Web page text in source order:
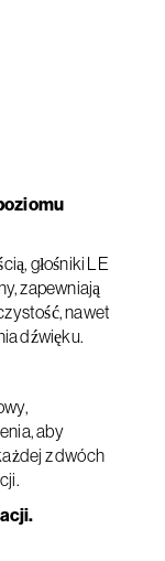
głośniki LE
zapewniają
nawet
dźwięku.
aby
z dwóch